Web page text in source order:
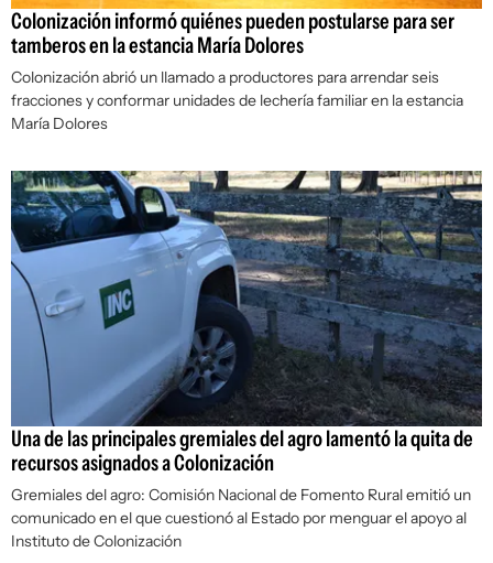
Colonización informó quiénes pueden postularse para ser
tamberos en la estancia María Dolores
Colonización abrió un llamado a productores para arrendar seis
fracciones y conformar unidades de lechería familiar en la estancia
María Dolores
Una de las principales gremiales del agro lamentó la quita de
recursos asignados a Colonización
Gremiales del agro: Comisión Nacional de Fomento Rural emitió un
comunicado en el que cuestionó al Estado por menguar el apoyo al
Instituto de Colonización